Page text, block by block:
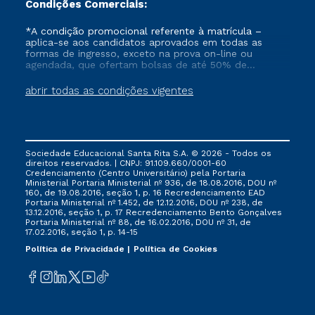
Condições Comerciais:
abrir todas as condições vigentes
*A condição promocional referente à matrícula –
aplica-se aos candidatos aprovados em todas as
formas de ingresso, exceto na prova on-line ou
agendada, que ofertam bolsas de até 50% de
que ainda não tenham efetivado e/ou não tenham
cancelado ou trancado sua matrícula em uma das
FIES, Prouni e outros programas governamentais, e
não se acumula com nenhuma outra campanha
ofertada pela Instituição.
Sociedade Educacional Santa Rita S.A. © 2026 - Todos os
direitos reservados. | CNPJ: 91.109.660/0001-60
Credenciamento (Centro Universitário) pela Portaria
Ministerial Portaria Ministerial nº 936, de 18.08.2016, DOU nº
160, de 19.08.2016, seção 1, p. 16 Recredenciamento EAD
Portaria Ministerial nº 1.452, de 12.12.2016, DOU nº 238, de
13.12.2016, seção 1, p. 17 Recredenciamento Bento Gonçalves
Portaria Ministerial nº 88, de 16.02.2016, DOU nº 31, de
17.02.2016, seção 1, p. 14-15
Política de Privacidade
Política de Cookies